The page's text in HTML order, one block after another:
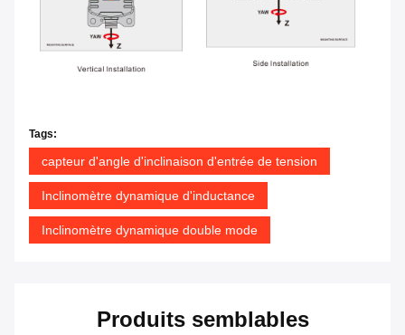
Tags:
capteur d'angle d'inclinaison d'entrée de tension
Inclinomètre dynamique d'inductance
Inclinomètre dynamique double mode
Produits semblables